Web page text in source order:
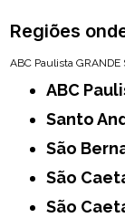
Regiões
ABC Paulista GRANDE
ABC
Santo
São
São
São